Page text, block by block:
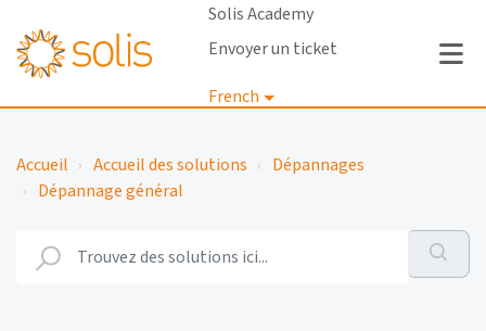
Solis Academy
Envoyer un ticket
French
Connexion
Accueil Accueil des solutions
Dépannages
Dépannage général